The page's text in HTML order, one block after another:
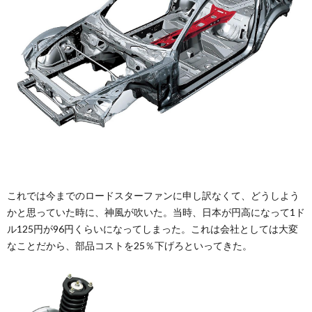
これでは今までのロードスターファンに申し訳なくて、どうしよう
かと思っていた時に、神風が吹いた。当時、日本が円高になって1ド
ル125円が96円くらいになってしまった。これは会社としては大変
なことだから、部品コストを25％下げろといってきた。